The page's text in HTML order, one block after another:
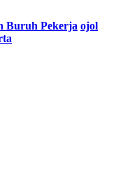
Buruh Pekerja ojol